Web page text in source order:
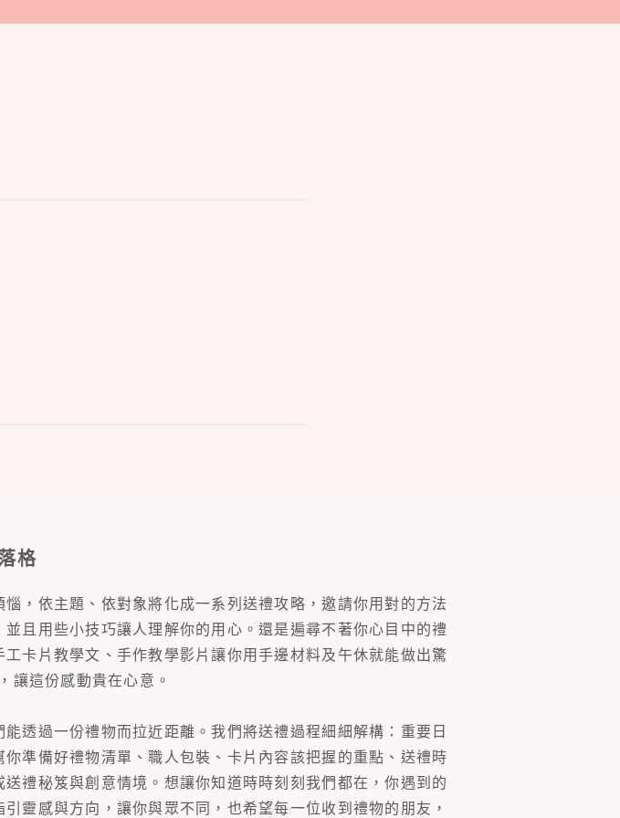
格
惱，依主題、依對象將化成一系列送禮攻略，邀請你用對的方法
並且用些小技巧讓人理解你的用心。還是遍尋不著你心目中的禮
工卡片教學文、手作教學影片讓你用手邊材料及午休就能做出驚
讓這份感動貴在心意。
能透過一份禮物而拉近距離。我們將送禮過程細細解構：重要日
你準備好禮物清單、職人包裝、卡片內容該把握的重點、送禮時
送禮秘笈與創意情境。想讓你知道時時刻刻我們都在，你遇到的
靈感與方向，讓你與眾不同，也希望每一位收到禮物的朋友，